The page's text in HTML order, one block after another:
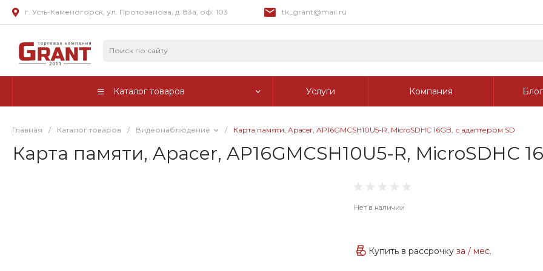
г. Усть-Каменогорск, ул. Протозанова, д. 83а, оф. 103 tk_grant@mail.ru
Каталог товаров Услуги Компания Блог
Главная / Каталог товаров / Видеонаблюдение / Карта памяти, Apacer, AP16GMCSH10U5-R, MicroSDHC 16GB, с адаптером SD
Карта памяти, Apacer, AP16GMCSH10U5-R, MicroSDHC
Нет в наличии
Купить в рассрочкуза/ мес.